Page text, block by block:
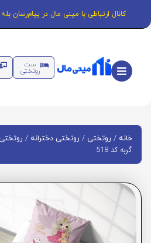
کانال ارتباطی با مینی مال در پیام‌رسان بله ( کلیک
ست
روتختی
خانه / روتختی / روتختی دخترانه /
گربه کد 518